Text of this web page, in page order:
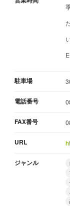
駐車場
電話番号
FAX番号
URL
ジャンル